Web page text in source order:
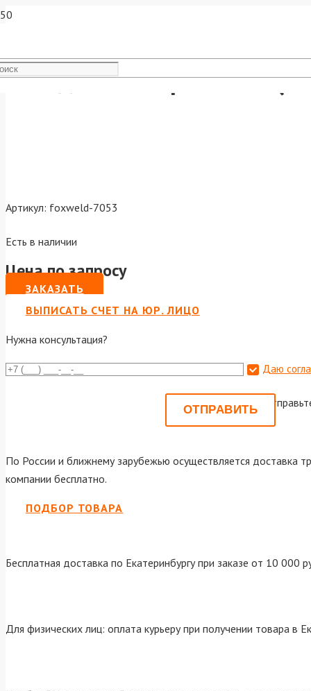
Катод плазмотрона Р60
Артикул: foxweld-7053
Есть в наличии
Цена по запросу
ЗАКАЗАТЬ
ВЫПИСАТЬ СЧЕТ НА ЮР. ЛИЦО
Нужна консультация?
Даю
Или
По России и ближнему зарубежью осуществляется доставка
компании бесплатно.
ПОДБОР ТОВАРА
Бесплатная доставка по Екатеринбургу при заказе от 10 000
Для физических лиц: оплата курьеру при получении товара в